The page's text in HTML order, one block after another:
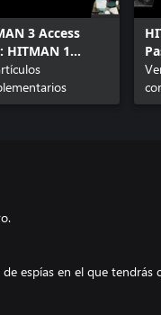
3 Access
HITMAN 1
First
espías en el que tendrás